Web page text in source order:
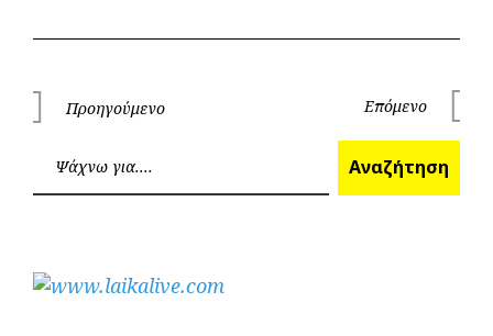
Πλοήγηση
άρθρων
Προηγούμενο Επόμενο
Αναζήτηση